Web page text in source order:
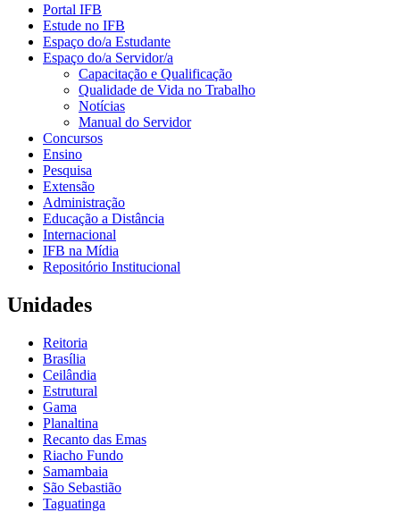
Portal IFB
Estude no IFB
Espaço do/a Estudante
Espaço do/a Servidor/a
Capacitação e Qualificação
Qualidade de Vida no Trabalho
Notícias
Manual do Servidor
Concursos
Ensino
Pesquisa
Extensão
Administração
Educação a Distância
Internacional
IFB na Mídia
Repositório Institucional
Unidades
Reitoria
Brasília
Ceilândia
Estrutural
Gama
Planaltina
Recanto das Emas
Riacho Fundo
Samambaia
São Sebastião
Taguatinga